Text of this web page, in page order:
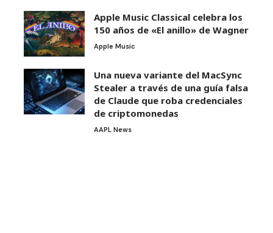
Apple Music Classical celebra los
150 años de «El anillo» de Wagner
Apple Music
Una nueva variante del MacSync
Stealer a través de una guía falsa
de Claude que roba credenciales
de criptomonedas
AAPL News